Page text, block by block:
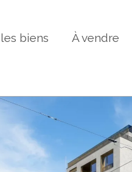
biens À vendre